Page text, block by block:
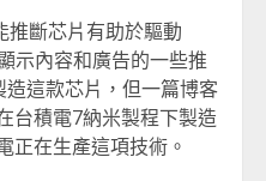
斷芯片有助於驅動
示內容和廣告的一些推
這款芯片，但一篇博客
台積電7納米製程下製造
正在生產這項技術。